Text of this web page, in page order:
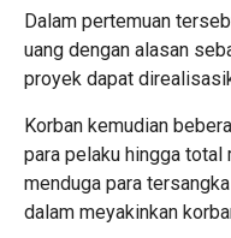
Dalam pertemuan
uang dengan alasan
proyek dapat
Korban kemudian
para pelaku hingga
menduga para
dalam meyakinkan